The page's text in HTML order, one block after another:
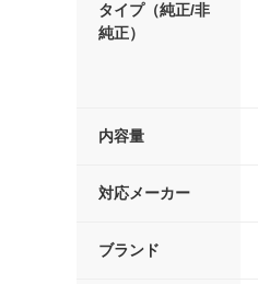
タイプ（純正/非
純正）
内容量
対応メーカー
ブランド